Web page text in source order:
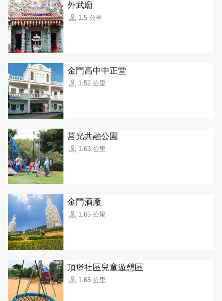
外武廟
1.5 公里
金門高中中正堂
1.52 公里
莒光共融公園
1.63 公里
金門酒廠
1.65 公里
頂堡社區兒童遊憩區
1.68 公里